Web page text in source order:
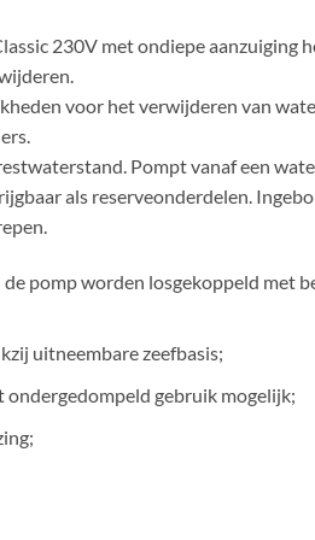
230V met ondiepe aanzuiging
voor het verwijderen van
Pompt vanaf een
als reserveonderdelen.
pomp worden losgekoppeld met
uitneembare zeefbasis;
gebruik mogelijk;